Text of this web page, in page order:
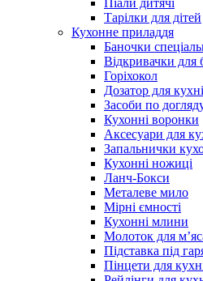
Піали дитячі
Тарілки для дітей
Кухонне приладдя
Баночки
Відкривачки для
Горіхокол
Дозатор для кухні
Засоби по
Кухонні воронки
Аксесуари для
Запальнички
Кухонні ножиці
Ланч-Бокси
Металеве мило
Мірні ємності
Кухонні млини
Молоток для
Підставка під
Пінцети для